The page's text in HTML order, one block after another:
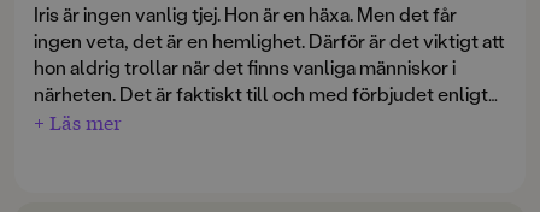
Iris är ingen vanlig tjej. Hon är en häxa. Men det får
ingen veta, det är en hemlighet. Därför är det viktigt att
hon aldrig trollar när det finns vanliga människor i
närheten. Det är faktiskt till och med förbjudet enligt
häxlagen. Och tur är väl det, för Iris har inte riktigt fått
+ Läs mer